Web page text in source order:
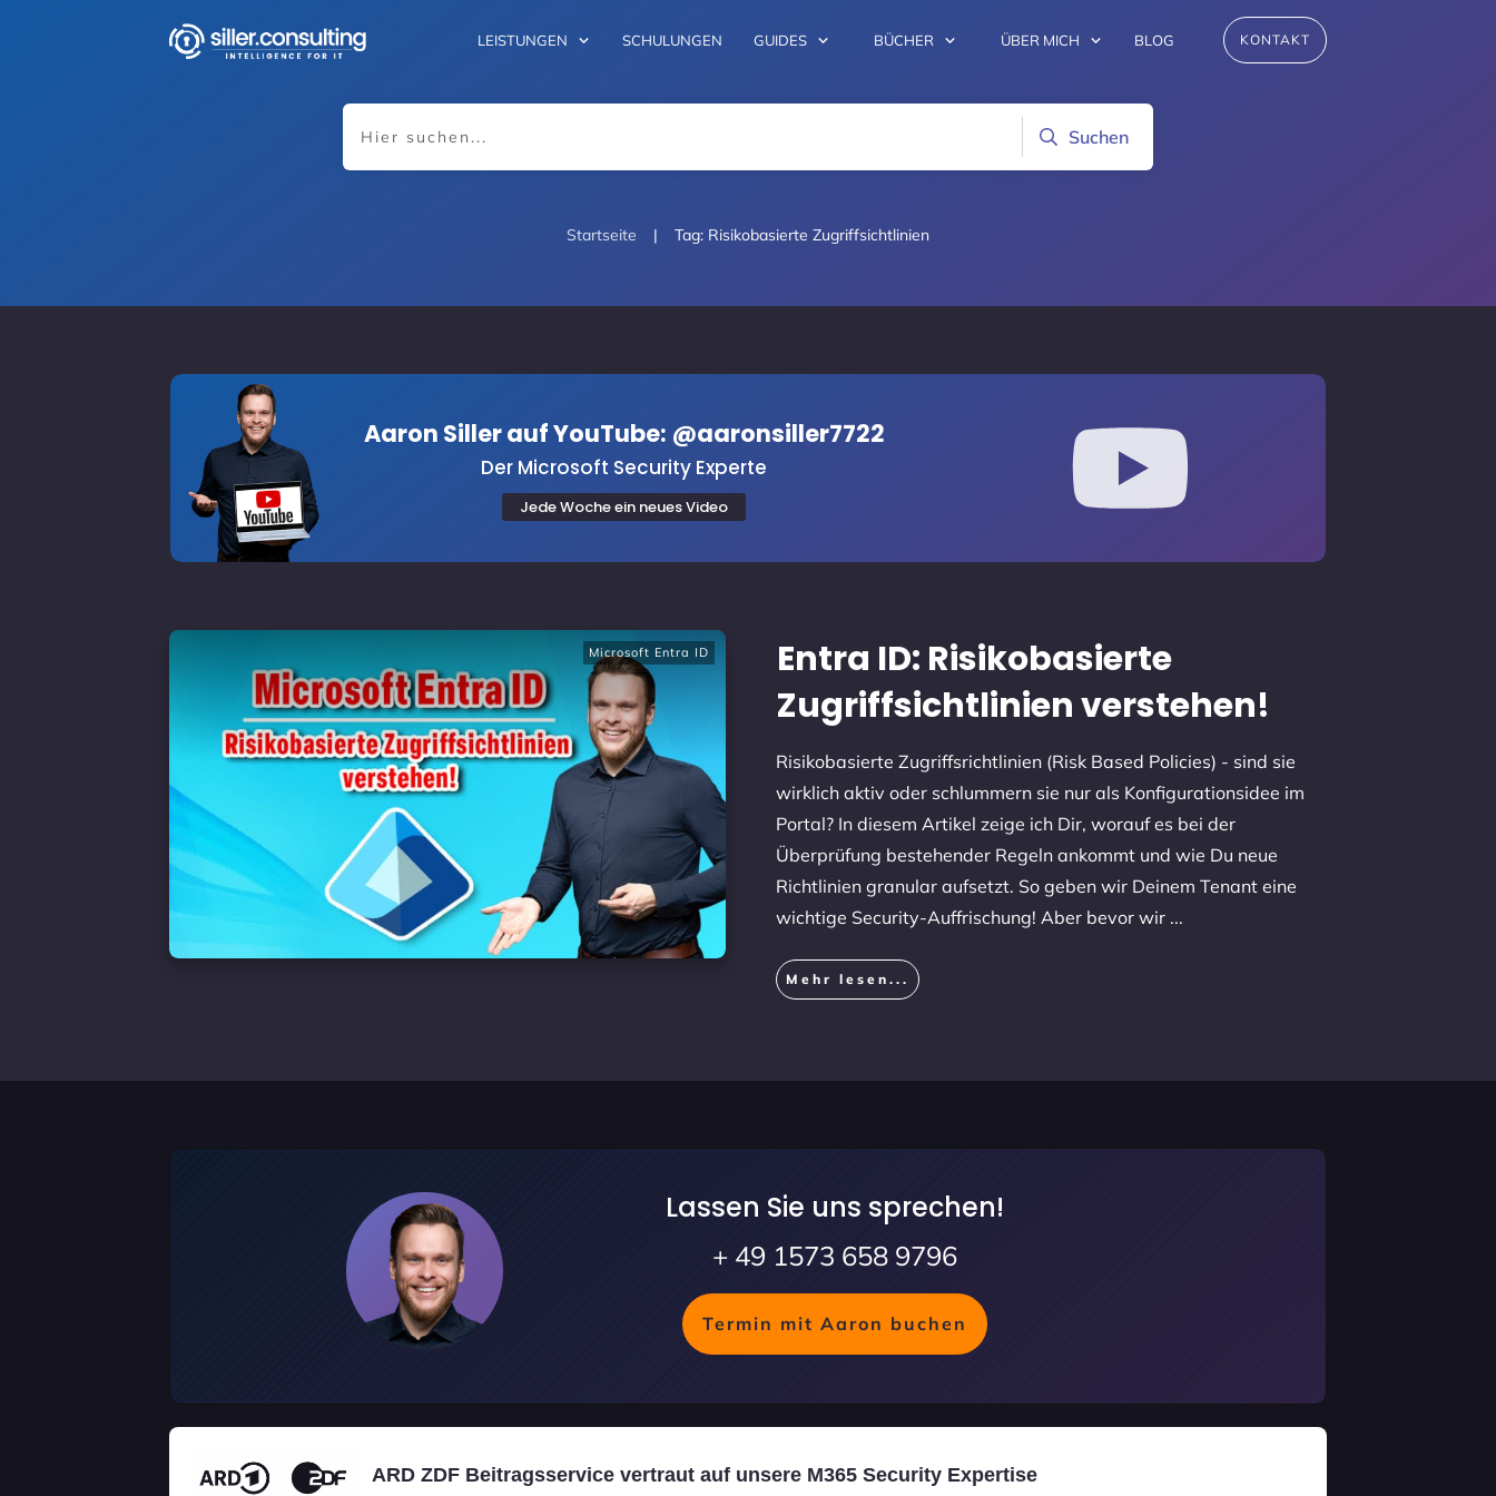
LEISTUNGEN SCHULUNGEN GUIDES BÜCHER ÜBER MICH BLOG KONTAKT
Suchen
Startseite | Tag: Risikobasierte Zugriffsichtlinien
Aaron Siller auf YouTube: @aaronsiller7722
Der Microsoft Security Experte
Jede Woche ein neues Video
Microsoft Entra ID
Entra ID: Risikobasierte
Zugriffsichtlinien verstehen!
Risikobasierte Zugriffsrichtlinien (Risk Based Policies) - sind sie
wirklich aktiv oder schlummern sie nur als Konfigurationsidee im
Portal? In diesem Artikel zeige ich Dir, worauf es bei der
Überprüfung bestehender Regeln ankommt und wie Du neue
Richtlinien granular aufsetzt. So geben wir Deinem Tenant eine
wichtige Security-Auffrischung! Aber bevor wir ...
Mehr lesen...
Lassen Sie uns sprechen!
+ 49 1573 658 9796
Termin mit Aaron buchen
ARD ZDF Beitragsservice vertraut auf unsere M365 Security Expertise